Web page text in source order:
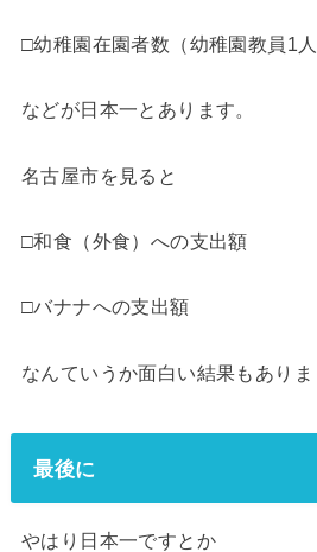
□幼稚園在園者数（幼稚園教員1人
などが日本一とあります。
名古屋市を見ると
□和食（外食）への支出額
□バナナへの支出額
なんていうか面白い結果もありま
最後に
やはり日本一ですとか